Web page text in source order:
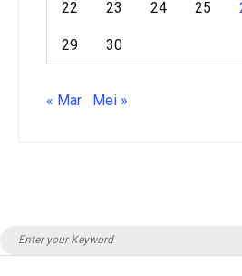
22 23 24 25
29 30
« Mar Mei »
Search